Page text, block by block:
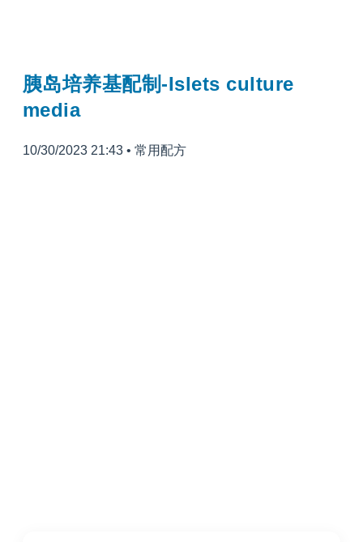
胰岛培养基配制-Islets culture
media
10/30/2023 21:43 • 常用配方